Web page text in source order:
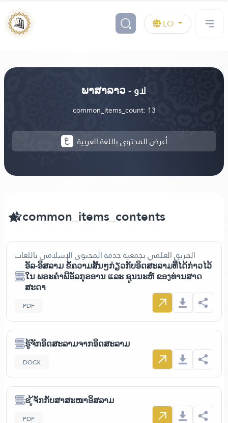
LO
ພາສາລາວ - لاو
common_items_count: 13
أعرض المحتوى باللغة العربية
common_items_contents
الفريق العلمي بجمعية خدمة المحتوى الإسلامي باللغات
ອັລ-ອິສລາມ ຂໍ້ຄວາມສັ້ນໆກ່ຽວກັບອິດສະລາມທີ່ໄດ້ກ່າວໄວ້
ໃນ ພຣະຄຳພີອັລກຸຣອານ ແລະ ຊູນນະຫ໌ ຂອງທ່ານສາດ
ສະດາ
PDF
ຮູ້ຈັກອິດສະລາມຈາກອິດສະລາມ
DOCX
ຮ ູ້ຈັກກັບສາສະໜາອິສລາມ
PDF